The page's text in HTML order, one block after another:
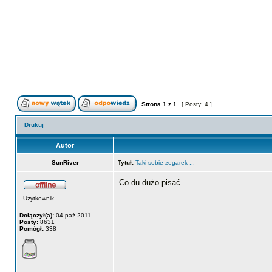
Strona 1 z 1 [ Posty: 4 ]
Drukuj
Autor
SunRiver Tytuł: Taki sobie zegarek ...
Użytkownik
Dołączył(a): 04 paź 2011
Posty: 8631
Pomógł: 338
Co du dużo pisać .....